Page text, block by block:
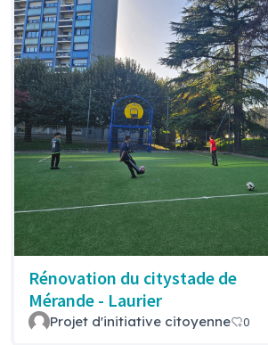
Rénovation du citystade de
Mérande - Laurier
Projet d'initiative citoyenne 0